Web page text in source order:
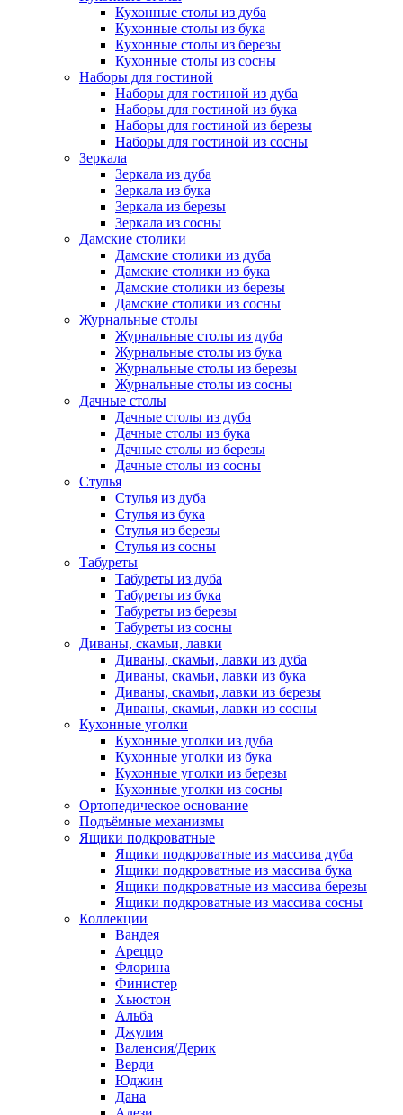
Кухонные столы из дуба
Кухонные столы из бука
Кухонные столы из березы
Кухонные столы из сосны
Наборы для гостиной
Наборы для гостиной из дуба
Наборы для гостиной из бука
Наборы для гостиной из березы
Наборы для гостиной из сосны
Зеркала
Зеркала из дуба
Зеркала из бука
Зеркала из березы
Зеркала из сосны
Дамские столики
Дамские столики из дуба
Дамские столики из бука
Дамские столики из березы
Дамские столики из сосны
Журнальные столы
Журнальные столы из дуба
Журнальные столы из бука
Журнальные столы из березы
Журнальные столы из сосны
Дачные столы
Дачные столы из дуба
Дачные столы из бука
Дачные столы из березы
Дачные столы из сосны
Стулья
Стулья из дуба
Стулья из бука
Стулья из березы
Стулья из сосны
Табуреты
Табуреты из дуба
Табуреты из бука
Табуреты из березы
Табуреты из сосны
Диваны, скамьи, лавки
Диваны, скамьи, лавки из дуба
Диваны, скамьи, лавки из бука
Диваны, скамьи, лавки из березы
Диваны, скамьи, лавки из сосны
Кухонные уголки
Кухонные уголки из дуба
Кухонные уголки из бука
Кухонные уголки из березы
Кухонные уголки из сосны
Ортопедическое основание
Подъёмные механизмы
Ящики подкроватные
Ящики подкроватные из массива дуба
Ящики подкроватные из массива бука
Ящики подкроватные из массива березы
Ящики подкроватные из массива сосны
Коллекции
Вандея
Ареццо
Флорина
Финистер
Хьюстон
Альба
Джулия
Валенсия/Дерик
Верди
Юджин
Дана